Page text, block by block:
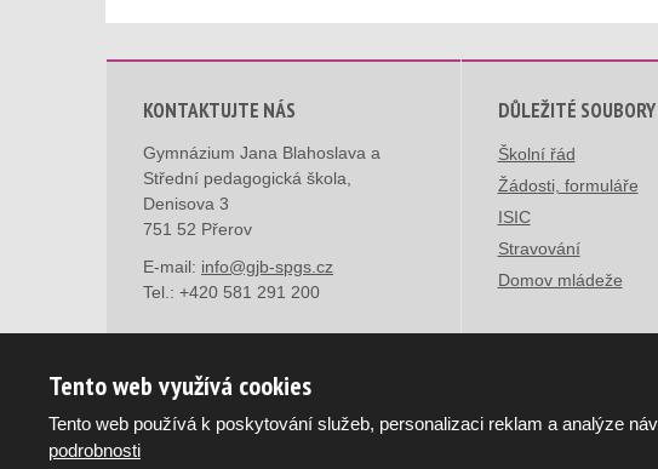
KONTAKTUJTE NÁS
Gymnázium Jana Blahoslava a
Střední pedagogická škola,
Denisova 3
751 52 Přerov
E-mail: info@gjb-spgs.cz
Tel.: +420 581 291 200
DŮLEŽITÉ SOUBORY
Školní řád
Žádosti, formuláře
ISIC
Stravování
Domov mládeže
© 2026, Gymnázium Jana Blahoslava a Střední pedagogická škola
Tento web využívá cookies
Tento web používá k poskytování služeb, personalizaci reklam a analýze
podrobnosti